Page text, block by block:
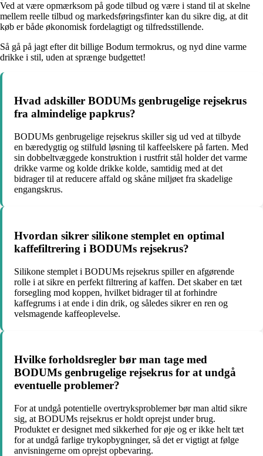
Ved at være opmærksom på gode tilbud og være i stand til at skelne
mellem reelle tilbud og markedsføringsfinter kan du sikre dig, at dit
køb er både økonomisk fordelagtigt og tilfredsstillende.
Så gå på jagt efter dit billige Bodum termokrus, og nyd dine varme
drikke i stil, uden at sprænge budgettet!
Hvad adskiller BODUMs genbrugelige rejsekrus
fra almindelige papkrus?
BODUMs genbrugelige rejsekrus skiller sig ud ved at tilbyde
en bæredygtig og stilfuld løsning til kaffeelskere på farten. Med
sin dobbeltvæggede konstruktion i rustfrit stål holder det varme
drikke varme og kolde drikke kolde, samtidig med at det
bidrager til at reducere affald og skåne miljøet fra skadelige
engangskrus.
Hvordan sikrer silikone stemplet en optimal
kaffefiltrering i BODUMs rejsekrus?
Silikone stemplet i BODUMs rejsekrus spiller en afgørende
rolle i at sikre en perfekt filtrering af kaffen. Det skaber en tæt
forsegling mod koppen, hvilket bidrager til at forhindre
kaffegrums i at ende i din drik, og således sikrer en ren og
velsmagende kaffeoplevelse.
Hvilke forholdsregler bør man tage med
BODUMs genbrugelige rejsekrus for at undgå
eventuelle problemer?
For at undgå potentielle overtryksproblemer bør man altid sikre
sig, at BODUMs rejsekrus er holdt oprejst under brug.
Produktet er designet med sikkerhed for øje og er ikke helt tæt
for at undgå farlige trykopbygninger, så det er vigtigt at følge
anvisningerne om oprejst opbevaring.